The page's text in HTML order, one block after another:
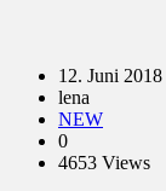
12. Juni 2018
lena
NEW
0
4653 Views